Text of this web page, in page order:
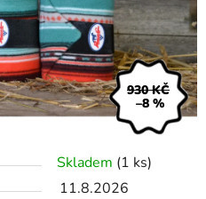
Skladem (1 ks)
11.8.2026
930 KČ
–8 %